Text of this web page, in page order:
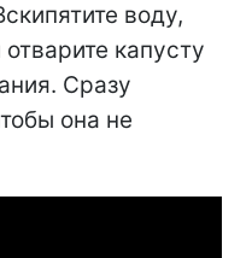
воду,
капусту
Сразу
она не